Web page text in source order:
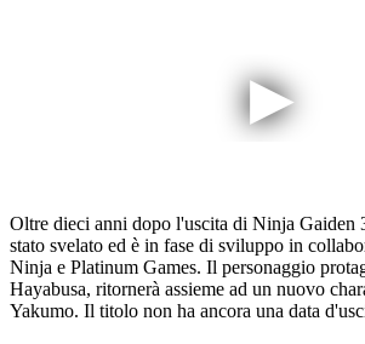
Oltre dieci anni dopo l'uscita di Ninja Gaiden
stato svelato ed è in fase di sviluppo in
Ninja e Platinum Games. Il personaggio
Hayabusa, ritornerà assieme ad un nuovo
Yakumo. Il titolo non ha ancora una data